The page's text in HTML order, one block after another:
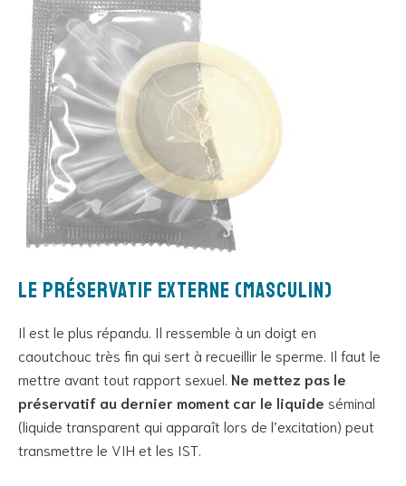
Le préservatif externe (masculin)
Il est le plus répandu. Il ressemble à un doigt en
caoutchouc très fin qui sert à recueillir le sperme. Il faut le
mettre avant tout rapport sexuel. Ne mettez pas le
préservatif au dernier moment car le liquide séminal
(liquide transparent qui apparaît lors de l’excitation) peut
transmettre le VIH et les IST.